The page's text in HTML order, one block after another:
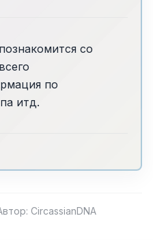
со
по
итд.
CircassianDNA